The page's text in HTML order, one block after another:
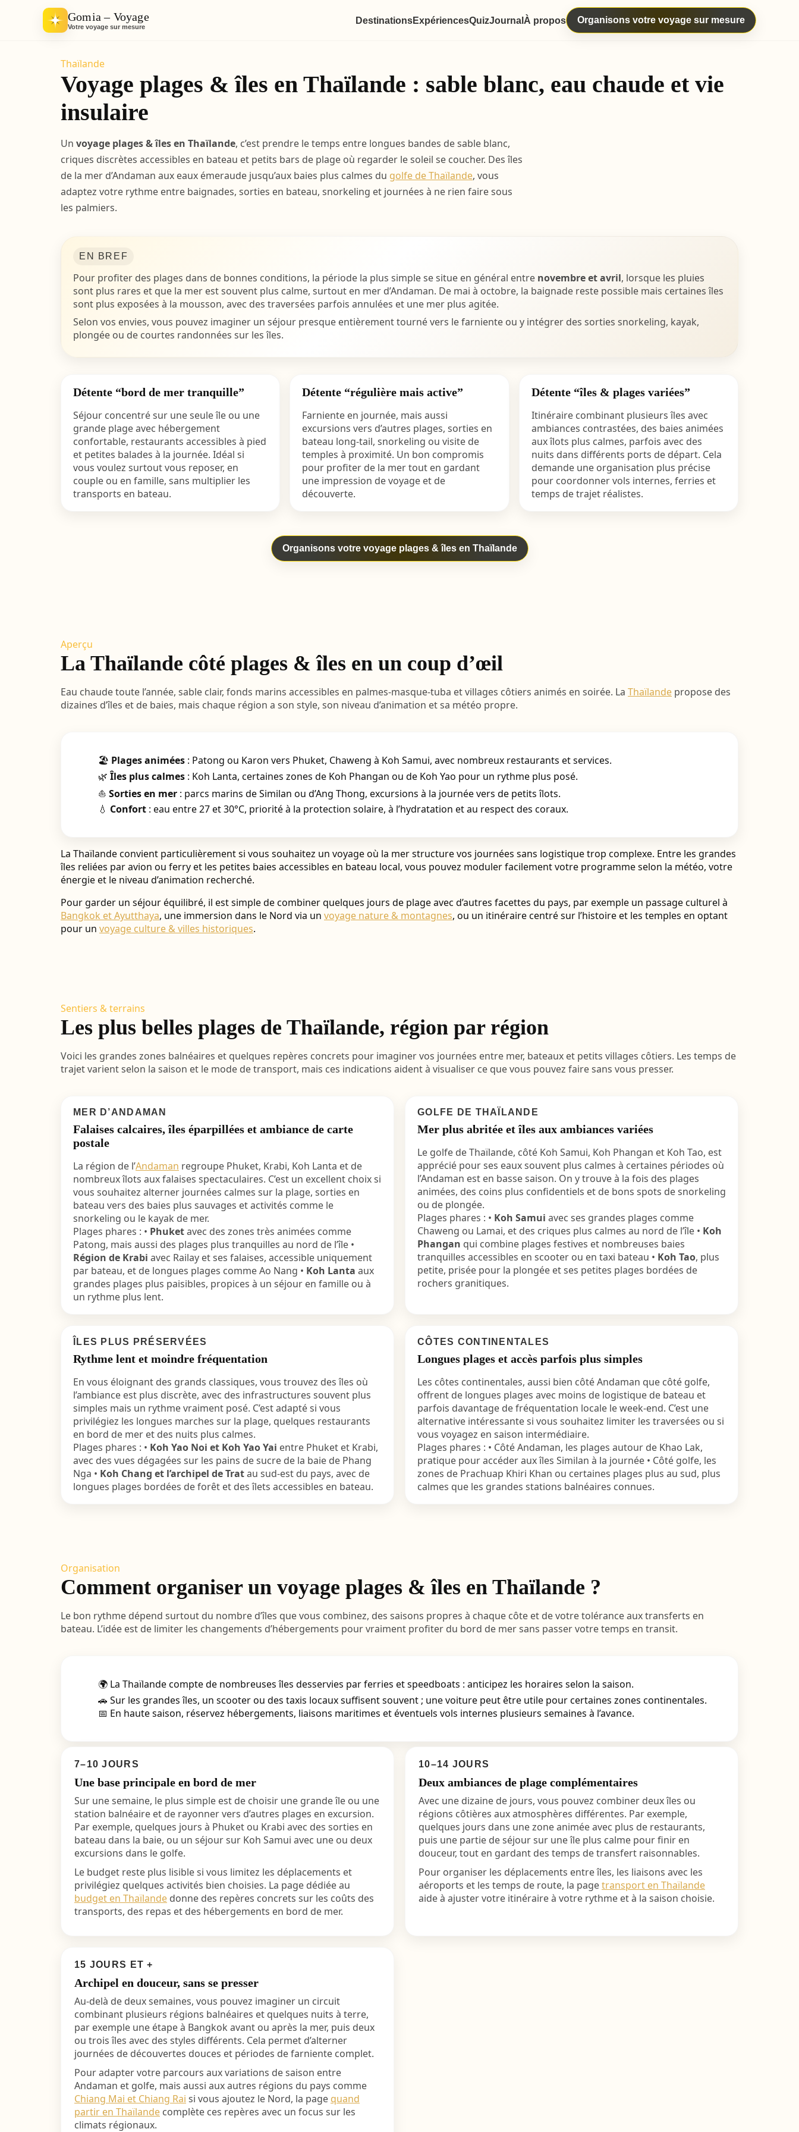
Gomia – Voyage
Votre voyage sur mesure
DestinationsExpériencesQuizJournal À propos Organisons votre voyage sur mesure
Thaïlande
Voyage plages & îles en Thaïlande : sable blanc, eau chaude et vie
insulaire
Un voyage plages & îles en Thaïlande, c’est prendre le temps entre longues bandes de sable blanc,
criques discrètes accessibles en bateau et petits bars de plage où regarder le soleil se coucher. Des îles
de la mer d’Andaman aux eaux émeraude jusqu’aux baies plus calmes du golfe de Thaïlande, vous
adaptez votre rythme entre baignades, sorties en bateau, snorkeling et journées à ne rien faire sous
les palmiers.
EN BREF
Pour profiter des plages dans de bonnes conditions, la période la plus simple se situe en général entre novembre et avril, lorsque les pluies
sont plus rares et que la mer est souvent plus calme, surtout en mer d’Andaman. De mai à octobre, la baignade reste possible mais certaines îles
sont plus exposées à la mousson, avec des traversées parfois annulées et une mer plus agitée.
Selon vos envies, vous pouvez imaginer un séjour presque entièrement tourné vers le farniente ou y intégrer des sorties snorkeling, kayak,
plongée ou de courtes randonnées sur les îles.
Détente “bord de mer tranquille”
Séjour concentré sur une seule île ou une
grande plage avec hébergement
confortable, restaurants accessibles à pied
et petites balades à la journée. Idéal si
vous voulez surtout vous reposer, en
couple ou en famille, sans multiplier les
transports en bateau.
Détente “régulière mais active”
Farniente en journée, mais aussi
excursions vers d’autres plages, sorties en
bateau long-tail, snorkeling ou visite de
temples à proximité. Un bon compromis
pour profiter de la mer tout en gardant
une impression de voyage et de
découverte.
Détente “îles & plages variées”
Itinéraire combinant plusieurs îles avec
ambiances contrastées, des baies animées
aux îlots plus calmes, parfois avec des
nuits dans différents ports de départ. Cela
demande une organisation plus précise
pour coordonner vols internes, ferries et
temps de trajet réalistes.
Organisons votre voyage plages & îles en Thaïlande
Aperçu
La Thaïlande côté plages & îles en un coup d’œil
Eau chaude toute l’année, sable clair, fonds marins accessibles en palmes-masque-tuba et villages côtiers animés en soirée. La Thaïlande propose des
dizaines d’îles et de baies, mais chaque région a son style, son niveau d’animation et sa météo propre.
🏖️ Plages animées : Patong ou Karon vers Phuket, Chaweng à Koh Samui, avec nombreux restaurants et services.
🌿 Îles plus calmes : Koh Lanta, certaines zones de Koh Phangan ou de Koh Yao pour un rythme plus posé.
⛵ Sorties en mer : parcs marins de Similan ou d’Ang Thong, excursions à la journée vers de petits îlots.
💧 Confort : eau entre 27 et 30°C, priorité à la protection solaire, à l’hydratation et au respect des coraux.
La Thaïlande convient particulièrement si vous souhaitez un voyage où la mer structure vos journées sans logistique trop complexe. Entre les grandes
îles reliées par avion ou ferry et les petites baies accessibles en bateau local, vous pouvez moduler facilement votre programme selon la météo, votre
énergie et le niveau d’animation recherché.
Pour garder un séjour équilibré, il est simple de combiner quelques jours de plage avec d’autres facettes du pays, par exemple un passage culturel à
Bangkok et Ayutthaya, une immersion dans le Nord via un voyage nature & montagnes, ou un itinéraire centré sur l’histoire et les temples en optant
pour un voyage culture & villes historiques.
Sentiers & terrains
Les plus belles plages de Thaïlande, région par région
Voici les grandes zones balnéaires et quelques repères concrets pour imaginer vos journées entre mer, bateaux et petits villages côtiers. Les temps de
trajet varient selon la saison et le mode de transport, mais ces indications aident à visualiser ce que vous pouvez faire sans vous presser.
MER D’ANDAMAN
Falaises calcaires, îles éparpillées et ambiance de carte
postale
La région de l’Andaman regroupe Phuket, Krabi, Koh Lanta et de
nombreux îlots aux falaises spectaculaires. C’est un excellent choix si
vous souhaitez alterner journées calmes sur la plage, sorties en
bateau vers des baies plus sauvages et activités comme le
snorkeling ou le kayak de mer.
Plages phares : • Phuketavec des zones très animées comme
Patong, mais aussi des plages plus tranquilles au nord de l’île •
Région de Krabi avec Railay et ses falaises, accessible uniquement
par bateau, et de longues plages comme Ao Nang • Koh Lanta aux
grandes plages plus paisibles, propices à un séjour en famille ou à
un rythme plus lent.
GOLFE DE THAÏLANDE
Mer plus abritée et îles aux ambiances variées
Le golfe de Thaïlande, côté Koh Samui, Koh Phangan et Koh Tao, est
apprécié pour ses eaux souvent plus calmes à certaines périodes où
l’Andaman est en basse saison. On y trouve à la fois des plages
animées, des coins plus confidentiels et de bons spots de snorkeling
ou de plongée.
Plages phares : • Koh Samui avec ses grandes plages comme
Chaweng ou Lamai, et des criques plus calmes au nord de l’île • Koh
Phangan qui combine plages festives et nombreuses baies
tranquilles accessibles en scooter ou en taxi bateau • Koh Tao, plus
petite, prisée pour la plongée et ses petites plages bordées de
rochers granitiques.
ÎLES PLUS PRÉSERVÉES
Rythme lent et moindre fréquentation
En vous éloignant des grands classiques, vous trouvez des îles où
l’ambiance est plus discrète, avec des infrastructures souvent plus
simples mais un rythme vraiment posé. C’est adapté si vous
privilégiez les longues marches sur la plage, quelques restaurants
en bord de mer et des nuits plus calmes.
Plages phares : • Koh Yao Noi et Koh Yao Yai entre Phuket et Krabi,
avec des vues dégagées sur les pains de sucre de la baie de Phang
Nga • Koh Chang et l’archipel de Tratau sud-est du pays, avec de
longues plages bordées de forêt et des îlets accessibles en bateau.
CÔTES CONTINENTALES
Longues plages et accès parfois plus simples
Les côtes continentales, aussi bien côté Andaman que côté golfe,
offrent de longues plages avec moins de logistique de bateau et
parfois davantage de fréquentation locale le week-end. C’est une
alternative intéressante si vous souhaitez limiter les traversées ou si
vous voyagez en saison intermédiaire.
Plages phares : • Côté Andaman, les plages autour de Khao Lak,
pratique pour accéder aux îles Similan à la journée • Côté golfe, les
zones de Prachuap Khiri Khan ou certaines plages plus au sud, plus
calmes que les grandes stations balnéaires connues.
Organisation
Comment organiser un voyage plages & îles en Thaïlande ?
Le bon rythme dépend surtout du nombre d’îles que vous combinez, des saisons propres à chaque côte et de votre tolérance aux transferts en
bateau. L’idée est de limiter les changements d’hébergements pour vraiment profiter du bord de mer sans passer votre temps en transit.
🌍 La Thaïlande compte de nombreuses îles desservies par ferries et speedboats : anticipez les horaires selon la saison.
🚗 Sur les grandes îles, un scooter ou des taxis locaux suffisent souvent ; une voiture peut être utile pour certaines zones continentales.
📅 En haute saison, réservez hébergements, liaisons maritimes et éventuels vols internes plusieurs semaines à l’avance.
7–10 JOURS
Une base principale en bord de mer
Sur une semaine, le plus simple est de choisir une grande île ou une
station balnéaire et de rayonner vers d’autres plages en excursion.
Par exemple, quelques jours à Phuket ou Krabi avec des sorties en
bateau dans la baie, ou un séjour sur Koh Samui avec une ou deux
excursions dans le golfe.
Le budget reste plus lisible si vous limitez les déplacements et
privilégiez quelques activités bien choisies. La page dédiée au
budget en Thaïlande donne des repères concrets sur les coûts des
transports, des repas et des hébergements en bord de mer.
10–14 JOURS
Deux ambiances de plage complémentaires
Avec une dizaine de jours, vous pouvez combiner deux îles ou
régions côtières aux atmosphères différentes. Par exemple,
quelques jours dans une zone animée avec plus de restaurants,
puis une partie de séjour sur une île plus calme pour finir en
douceur, tout en gardant des temps de transfert raisonnables.
Pour organiser les déplacements entre îles, les liaisons avec les
aéroports et les temps de route, la pagetransport en Thaïlande
aide à ajuster votre itinéraire à votre rythme et à la saison choisie.
15 JOURS ET +
Archipel en douceur, sans se presser
Au-delà de deux semaines, vous pouvez imaginer un circuit
combinant plusieurs régions balnéaires et quelques nuits à terre,
par exemple une étape à Bangkok avant ou après la mer, puis deux
ou trois îles avec des styles différents. Cela permet d’alterner
journées de découvertes douces et périodes de farniente complet.
Pour adapter votre parcours aux variations de saison entre
Andaman et golfe, mais aussi aux autres régions du pays comme
Chiang Mai et Chiang Rai si vous ajoutez le Nord, la page quand
partir en Thaïlande complète ces repères avec un focus sur les
climats régionaux.